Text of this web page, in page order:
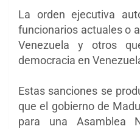
La orden ejecutiva
funcionarios actuales o
Venezuela y otros
democracia en
Estas sanciones se
que el gobierno de
para una Asamblea